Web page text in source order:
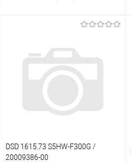
В корзину
К сравнению
В избранное
Под заказ
DSD 1615.73 S5HW-F300G /
20009386-00